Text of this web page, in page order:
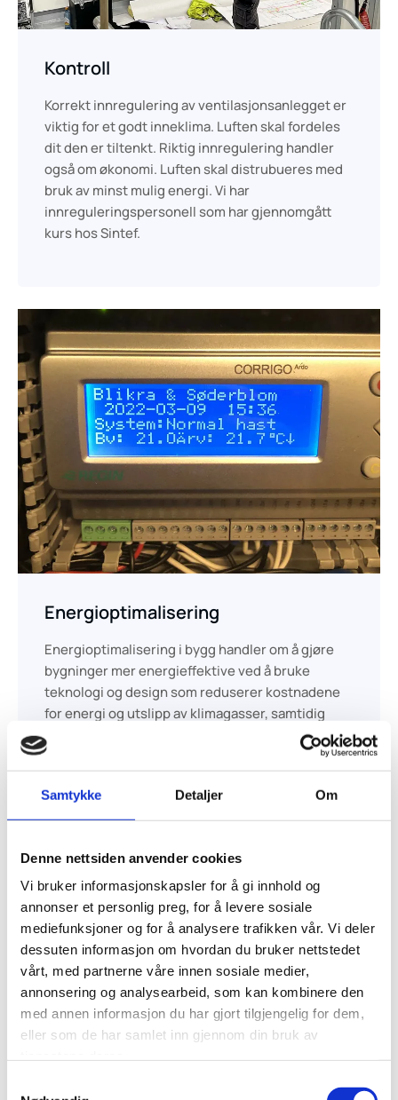
Samtykke Detaljer Om
Denne nettsiden anvender cookies
Vi bruker informasjonskapsler for å gi innhold og
annonser et personlig preg, for å levere sosiale
mediefunksjoner og for å analysere trafikken vår. Vi deler
dessuten informasjon om hvordan du bruker nettstedet
vårt, med partnerne våre innen sosiale medier,
annonsering og analysearbeid, som kan kombinere den
med annen informasjon du har gjort tilgjengelig for dem,
eller som de har samlet inn gjennom din bruk av
Kontroll
Korrekt innregulering av ventilasjonsanlegget er
viktig for et godt inneklima. Luften skal fordeles
dit den er tiltenkt. Riktig innregulering handler
også om økonomi. Luften skal distrubueres med
bruk av minst mulig energi. Vi har
innreguleringspersonell som har gjennomgått
kurs hos Sintef.
Energioptimalisering
Energioptimalisering i bygg handler om å gjøre
bygninger mer energieffektive ved å bruke
teknologi og design som reduserer kostnadene
for energi og utslipp av klimagasser, samtidig
som det skaper et mer komfortabelt miljø for
brukere av byggene. Ved å ta i bruk ny teknologi
kan bygninger redusere sitt energiforbruk med
opptil 70%.